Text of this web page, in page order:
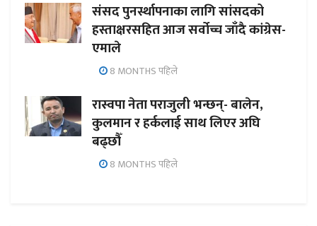
संसद पुनर्स्थापनाका लागि सांसदको
हस्ताक्षरसहित आज सर्वोच्च जाँदै कांग्रेस-
एमाले
8 MONTHS पहिले
रास्वपा नेता पराजुली भन्छन्- बालेन,
कुलमान र हर्कलाई साथ लिएर अघि
बढ्छौँ
8 MONTHS पहिले